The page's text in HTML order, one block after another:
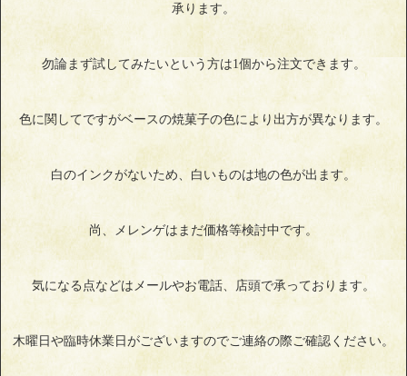
承ります。
勿論まず試してみたいという方は1個から注文できます。
色に関してですがベースの焼菓子の色により出方が異なります。
白のインクがないため、白いものは地の色が出ます。
尚、メレンゲはまだ価格等検討中です。
気になる点などはメールやお電話、店頭で承っております。
木曜日や臨時休業日がございますのでご連絡の際ご確認ください。